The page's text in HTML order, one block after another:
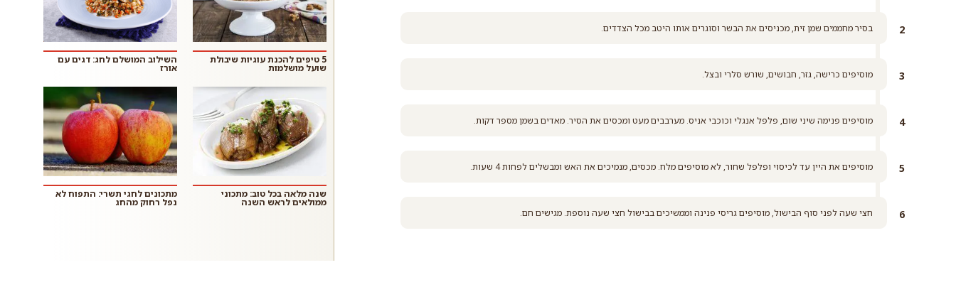
בסיר מחממים שמן זית, מכניסים את הבשר וסוגרים אותו היטב מכל הצדדים.
מוסיפים כרישה, גזר, חבושים, שורש סלרי ובצל.
מוסיפים פנימה שיני שום, פלפל אנגלי וכוכבי אניס. מערבבים מעט ומכסים את הסיר. מאדים בשמן מספר דקות.
מוסיפים את היין עד לכיסוי ופלפל שחור, לא מוסיפים מלח. מכסים, מנמיכים את האש ומבשלים לפחות 4 שעות.
חצי שעה לפני סוף הבישול, מוסיפים גריסי פנינה וממשיכים בבישול חצי שעה נוספת. מגישים חם.
5 טיפים להכנת עוגיות שיבולת
שועל מושלמות
השילוב המושלם לחג: דגים עם
אורז
שנה מלאה בכל טוב: מתכוני
ממולאים לראש השנה
מתכונים לחגי תשרי: התפוח לא
נפל רחוק מהחג